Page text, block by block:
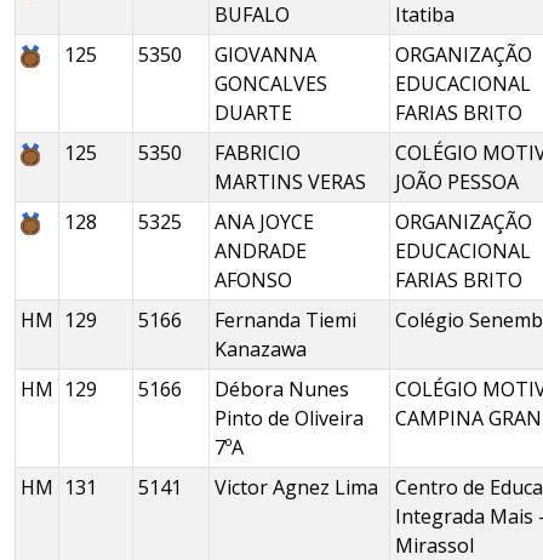
BUFALO
Itatiba
125
5350
GIOVANNA
GONCALVES
DUARTE
ORGANIZAÇÃO
EDUCACIONAL
FARIAS BRITO
125
5350
FABRICIO
MARTINS VERAS
COLÉGIO
JOÃO PESSOA
128
5325
ANA JOYCE
ANDRADE
AFONSO
ORGANIZAÇÃO
EDUCACIONAL
FARIAS BRITO
HM 129 5166
Fernanda Tiemi
Kanazawa
Colégio
HM 129 5166
Débora Nunes
Pinto de Oliveira
7ºA
COLÉGIO
CAMPINA
HM 131 5141 Victor Agnez Lima
Centro de
Integrada Mais
Mirassol